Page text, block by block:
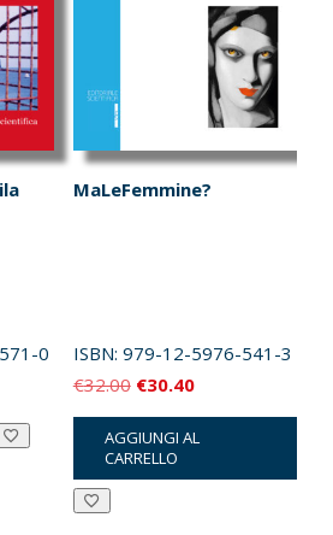
0
MaLeFemmine?
ISBN: 979-12-5976-541-3
€32.00 Il
prezzo
originale
era:
€30.40Il
prezzo
attuale
è:
AGGIUNGI AL
CARRELLO